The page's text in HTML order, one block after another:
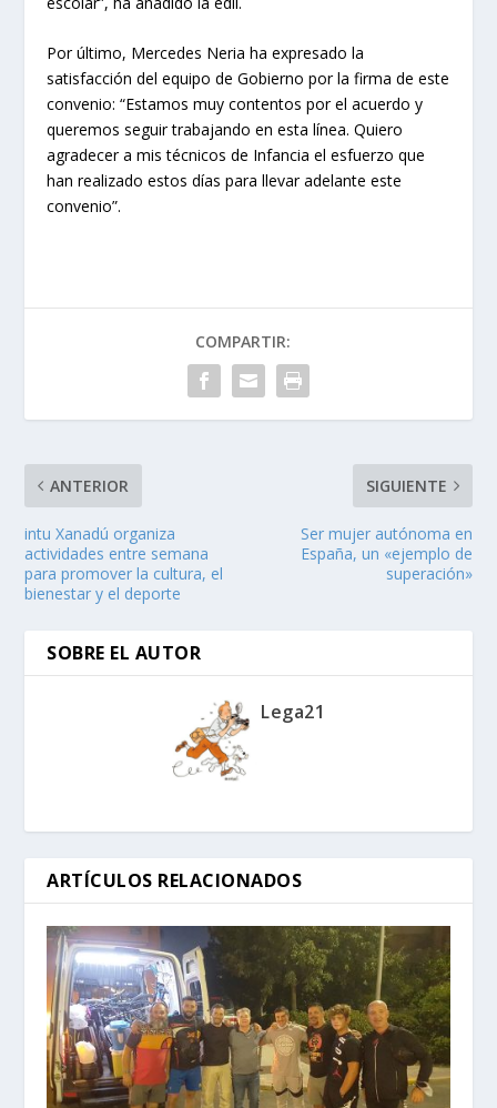
Por último, Mercedes Neria ha expresado la
satisfacción del equipo de Gobierno por la firma de este
convenio: “Estamos muy contentos por el acuerdo y
queremos seguir trabajando en esta línea. Quiero
agradecer a mis técnicos de Infancia el esfuerzo que
han realizado estos días para llevar adelante este
convenio”.
COMPARTIR:
ANTERIOR
intu Xanadú organiza
actividades entre semana
para promover la cultura, el
bienestar y el deporte
SIGUIENTE
Ser mujer autónoma en
España, un «ejemplo de
superación»
SOBRE EL AUTOR
Lega21
ARTÍCULOS RELACIONADOS